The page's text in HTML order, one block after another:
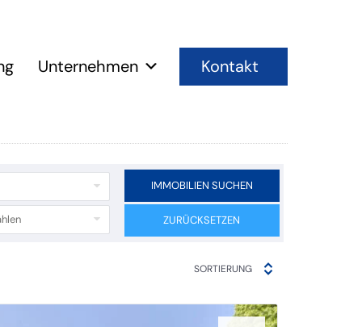
Unternehmen Kontakt
IMMOBILIEN SUCHEN
ZURÜCKSETZEN
SORTIERUNG